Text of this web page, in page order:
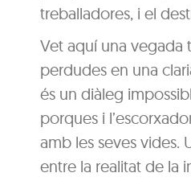
treballadores, i el
Vet aquí una vegada
perdudes en una
és un diàleg
porques i
amb les seves vides.
entre la realitat de la